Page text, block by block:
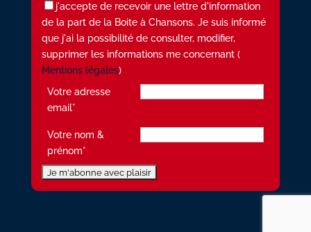
j'accepte de recevoir une lettre d'information
de la part de la Boite à Chansons. Je suis informé
que j'ai la possibilité de consulter, modifier,
supprimer les informations me concernant (
Mentions légales)
Votre adresse
email*
Votre nom &
prénom*